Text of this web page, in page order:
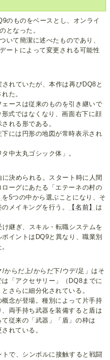
のものをベースとし、オンライ
となった。
いて簡潔に述べたものであり、
ートによって変更される可能性
れていたが、本作は再びDQ8と
た。
ースは従来のものを引き継いで
式ではなくなり、画面右下に顔
れる形である。
には円形の地図が常時表示され
中太丸ゴシック体」。
決められる。スタート時に人間
ーグにあたる「エテーネの村の
を5つの中から選ぶことになり、そ
メイキングを行う。
【名前】 は
継ぎ、スキル・転職システムを
イントはDQ9と異なり、職業別
/からだ上/からだ下/ウデ/足」はそ
「アクセサリー」（DQ8までに
さらに細分化されている。
念が登場。種別によって片手持
両手持ち武器を装備すると盾は
従来の「武器」「盾」の枠は
れている。
で、シンボルに接触すると戦闘